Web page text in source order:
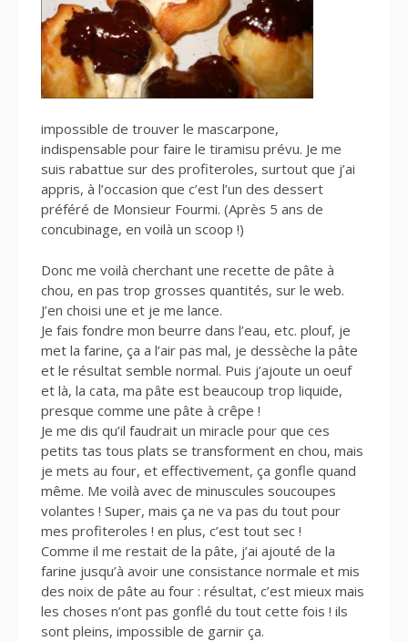
impossible de trouver le mascarpone,
indispensable pour faire le tiramisu prévu. Je me
suis rabattue sur des profiteroles, surtout que j’ai
appris, à l’occasion que c’est l’un des dessert
préféré de Monsieur Fourmi. (Après 5 ans de
concubinage, en voilà un scoop !)
Donc me voilà cherchant une recette de pâte à
chou, en pas trop grosses quantités, sur le web.
J’en choisi une et je me lance.
Je fais fondre mon beurre dans l’eau, etc. plouf, je
met la farine, ça a l’air pas mal, je dessèche la pâte
et le résultat semble normal. Puis j’ajoute un oeuf
et là, la cata, ma pâte est beaucoup trop liquide,
presque comme une pâte à crêpe !
Je me dis qu’il faudrait un miracle pour que ces
petits tas tous plats se transforment en chou, mais
je mets au four, et effectivement, ça gonfle quand
même. Me voilà avec de minuscules soucoupes
volantes ! Super, mais ça ne va pas du tout pour
mes profiteroles ! en plus, c’est tout sec !
Comme il me restait de la pâte, j’ai ajouté de la
farine jusqu’à avoir une consistance normale et mis
des noix de pâte au four : résultat, c’est mieux mais
les choses n’ont pas gonflé du tout cette fois ! ils
sont pleins, impossible de garnir ça.